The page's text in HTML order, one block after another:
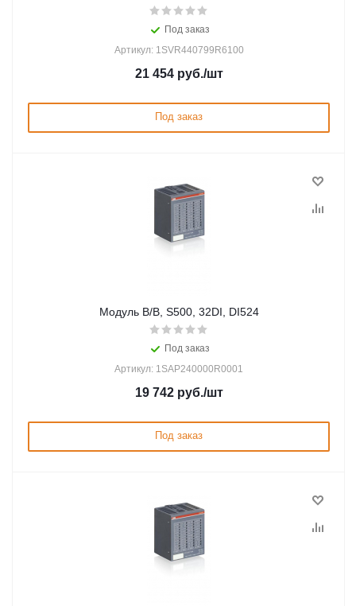
Под заказ
Артикул: 1SVR440799R6100
21 454руб./шт
Под заказ
Модуль В/В, S500, 32DI, DI524
Под заказ
Артикул: 1SAP240000R0001
19 742руб./шт
Под заказ